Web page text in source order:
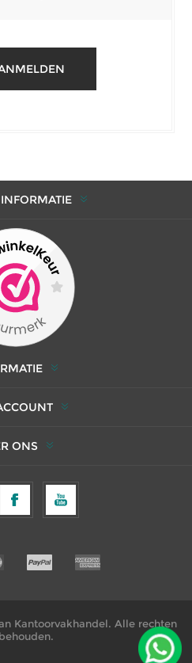
ONS
Kantoorvakhandel. Alle rechten